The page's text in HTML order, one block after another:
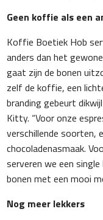
Geen koffie als een
Koffie Boetiek Hob
anders dan het
gaat zijn de bonen
zelf de koffie, een
branding gebeurt
Kitty. “Voor onze
verschillende soorten,
chocoladenasmaak.
serveren we een
bonen met een mooi
Nog meer lekkers